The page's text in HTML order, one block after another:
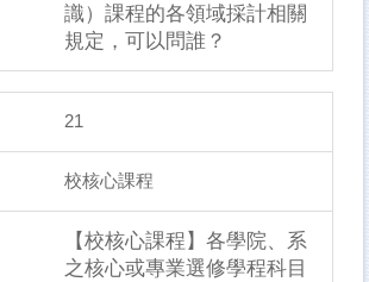
識）課程的各領域採計相關
規定，可以問誰？
21
校核心課程
【校核心課程】各學院、系
之核心或專業選修學程科目